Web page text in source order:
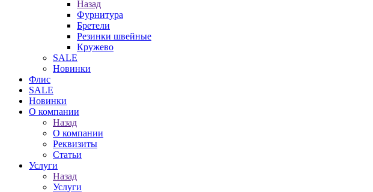
Назад
Фурнитура
Бретели
Резинки швейные
Кружево
SALE
Новинки
Флис
SALE
Новинки
О компании
Назад
О компании
Реквизиты
Статьи
Услуги
Назад
Услуги